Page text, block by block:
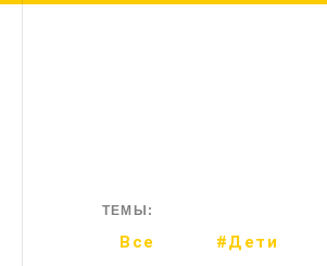
ТЕМЫ:
Все #Дети